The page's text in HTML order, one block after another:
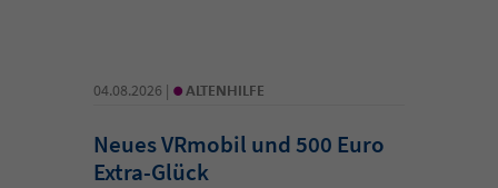
04.08.2026 | • ALTENHILFE
Neues VRmobil und 500 Euro
Extra-Glück